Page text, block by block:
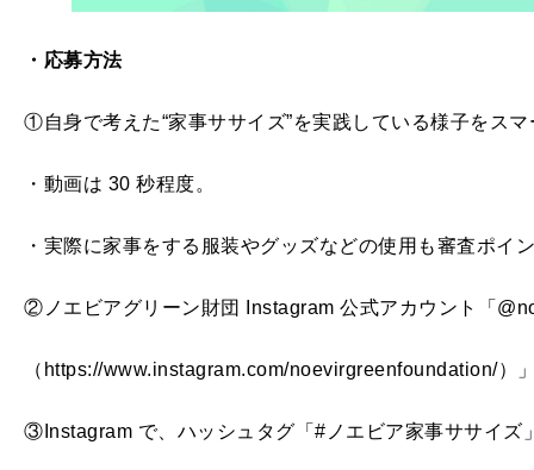
・応募方法
①自身で考えた“家事ササイズ”を実践している様子をス
・動画は 30 秒程度。
・実際に家事をする服装やグッズなどの使用も審査ポイ
②ノエビアグリーン財団 Instagram 公式アカウント「
（https://www.instagram.com/noevirgreenfoundation/）
③Instagram で、ハッシュタグ「#ノエビア家事ササイズ